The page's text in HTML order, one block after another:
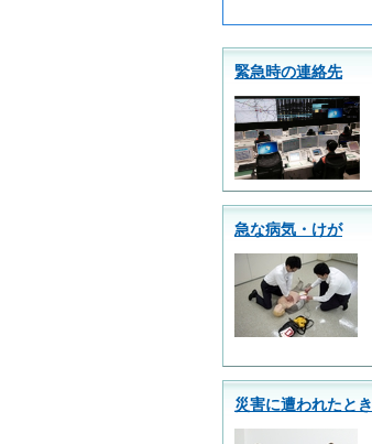
緊急時の連絡先
急な病気・けが
災害に遭われたとき